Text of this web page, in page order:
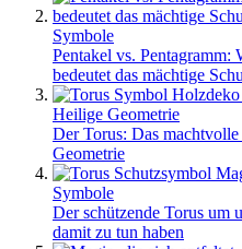
Symbole
Pentakel vs. Pentagramm:
bedeutet das mächtige
Heilige Geometrie
Der Torus: Das
Geometrie
Symbole
Der schützende Torus um
damit zu tun haben